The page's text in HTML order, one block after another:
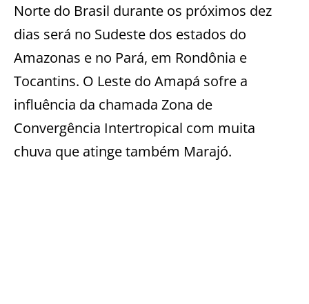
Norte do Brasil durante os próximos dez
dias será no Sudeste dos estados do
Amazonas e no Pará, em Rondônia e
Tocantins. O Leste do Amapá sofre a
influência da chamada Zona de
Convergência Intertropical com muita
chuva que atinge também Marajó.